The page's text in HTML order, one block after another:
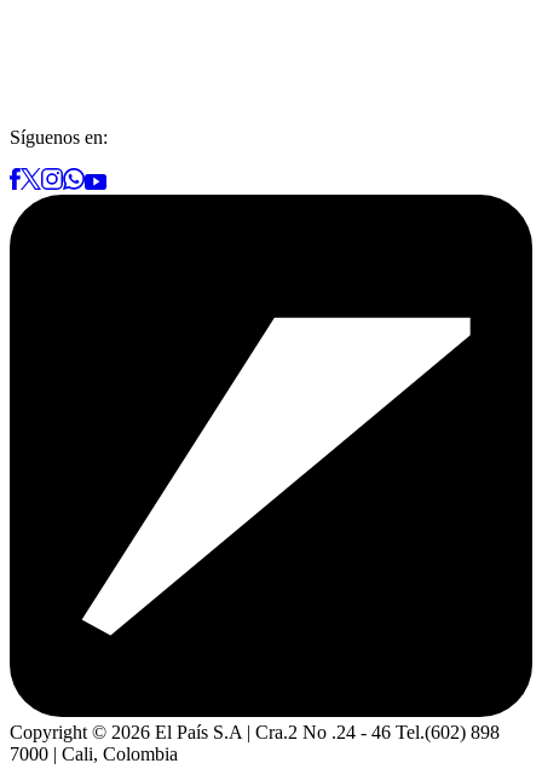
Síguenos en:
Copyright © 2026 El País S.A | Cra.2 No .24 - 46 Tel.(602) 898
7000 | Cali, Colombia